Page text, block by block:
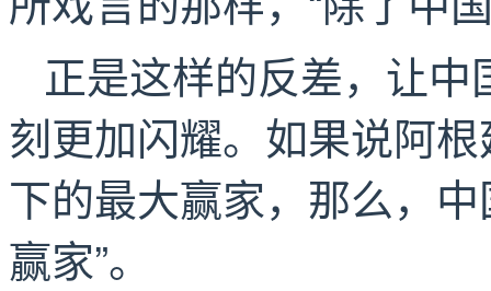
正是这样的反差，让
刻更加闪耀。如果说阿
下的最大赢家，那么，
赢家”。